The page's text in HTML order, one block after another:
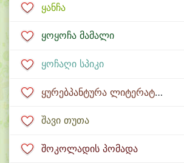
ყანჩა
ყოყოჩა მამალი
ყოჩაღი სპიკი
ყურებპანტურა ლიტერატორი
შავი თუთა
შოკოლადის პომადა